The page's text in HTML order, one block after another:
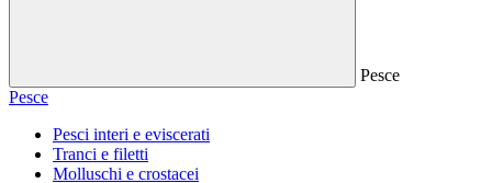
Pesce
Pesce
Pesci interi e eviscerati
Tranci e filetti
Molluschi e crostacei